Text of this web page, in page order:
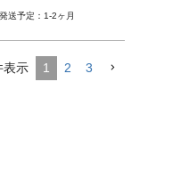
1-2ヶ月
表示 1 2 3